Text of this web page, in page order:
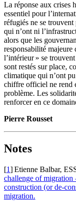
La réponse aux crises
essentiel pour
réfugiés ne se trouvent
qui n’ont ni
alors que les
responsabilité majeure
l’intérieur » se
sont restés sur place,
climatique qui n’ont
chiffre officiel ne rend
problème. Les
renforcer en ce
Pierre Rousset
Notes
[1]Etienne Balbar,
challenge of migration
construction (or de-
migration.